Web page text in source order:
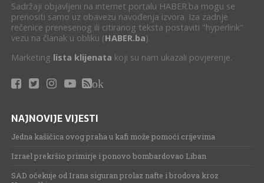
Sadržaji objavljeni na internet portalu HABER.ba mogu se
prenositi samo uz obavezu navođenja izvora. Iza zadnje
rečenice prenesenog ili citiranog teksta postaviti "hyperlink"
vezu na članak u obliku (HABER.ba).
Marketing lista klijenata koji su nam ukazali povjerenje.
ok
NAJNOVIJE VIJESTI
Jedna kašičica ovog praha u kafi može pomoći crijevima
Izrael prekršio primirje i ponovo bombardovao Liban
SAD očekuje od Irana siguran prolaz nafte i brodova kroz